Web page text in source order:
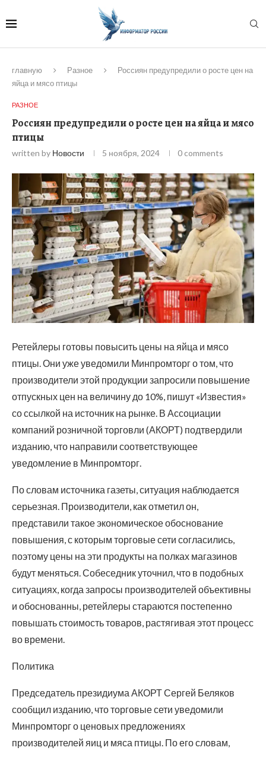
главную Разное
Россиян предупредили о росте цен на
яйца и мясо птицы
РАЗНОЕ
Россиян предупредили о росте цен на яйца и мясо
птицы
written by Новости 5 ноября, 2024 0 comments
Ретейлеры готовы повысить цены на яйца и мясо
птицы. Они уже уведомили Минпромторг о том, что
производители этой продукции запросили повышение
отпускных цен на величину до 10%, пишут «Известия»
со ссылкой на источник на рынке. В Ассоциации
компаний розничной торговли (АКОРТ) подтвердили
изданию, что направили соответствующее
уведомление в Минпромторг.
По словам источника газеты, ситуация наблюдается
серьезная. Производители, как отметил он,
представили такое экономическое обоснование
повышения, с которым торговые сети согласились,
поэтому цены на эти продукты на полках магазинов
будут меняться. Собеседник уточнил, что в подобных
ситуациях, когда запросы производителей объективны
и обоснованны, ретейлеры стараются постепенно
повышать стоимость товаров, растягивая этот процесс
во времени.
Политика
Председатель президиума АКОРТ Сергей Беляков
сообщил изданию, что торговые сети уведомили
Минпромторг о ценовых предложениях
производителей яиц и мяса птицы. По его словам,